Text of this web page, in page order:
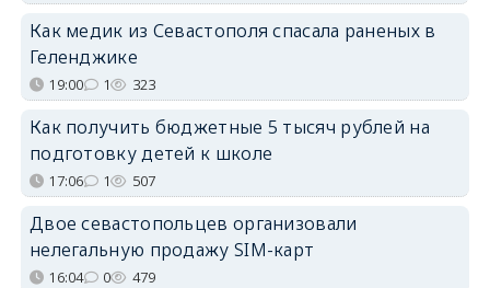
Как медик из Севастополя спасала раненых в
Геленджике
19:00 1 323
Как получить бюджетные 5 тысяч рублей на
подготовку детей к школе
17:06 1 507
Двое севастопольцев организовали
нелегальную продажу SIM-карт
16:04 0 479